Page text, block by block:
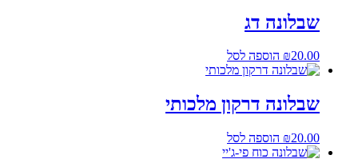
שבלונה דג
₪20.00 הוספה לסל
שבלונה דרקון מלכותי
₪20.00 הוספה לסל